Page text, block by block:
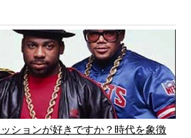
ションが好きですか？時代を象徴